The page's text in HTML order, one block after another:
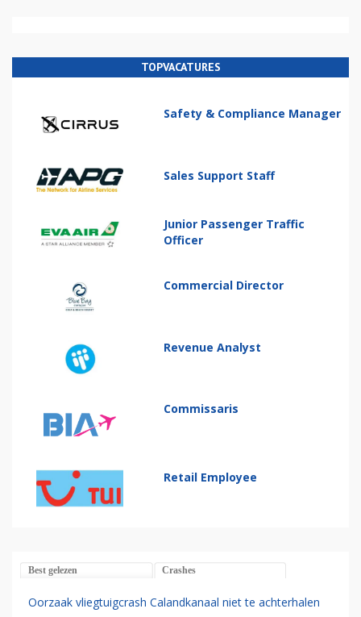
TOPVACATURES
Safety & Compliance Manager
Sales Support Staff
Junior Passenger Traffic
Officer
Commercial Director
Revenue Analyst
Commissaris
Retail Employee
Best gelezen Crashes
Oorzaak vliegtuigcrash Calandkanaal niet te achterhalen